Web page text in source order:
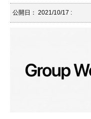
公開日： 2021/10/17 :